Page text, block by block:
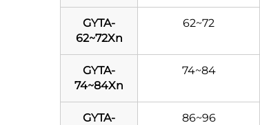
GYTA-
62~72Xn
62~72
GYTA-
74~84Xn
74~84
GYTA-
86~96